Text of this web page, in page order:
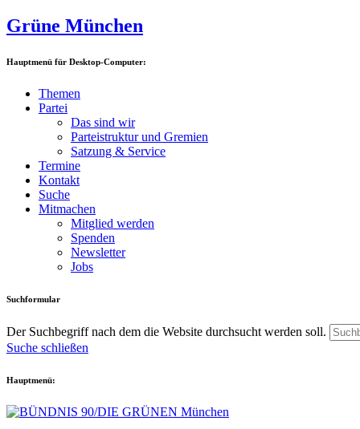
Grüne München
Hauptmenü für Desktop-Computer:
Themen
Partei
Das sind wir
Parteistruktur und Gremien
Satzung & Service
Termine
Kontakt
Suche
Mitmachen
Mitglied werden
Spenden
Newsletter
Jobs
Suchformular
Der Suchbegriff nach dem die Website durchsucht werden soll.
Suche schließen
Hauptmenü: